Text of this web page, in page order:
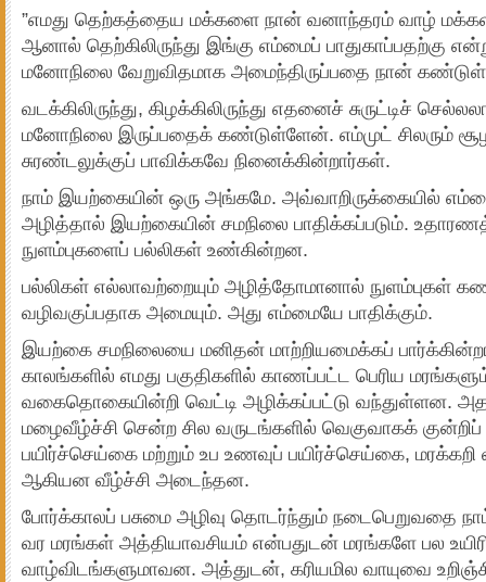
”எமது தெற்கத்தைய மக்களை நான் வனாந்தரம் வாழ்
ஆனால் தெற்கிலிருந்து இங்கு எம்மைப் பாதுகாப்பதற்கு
மனோநிலை வேறுவிதமாக அமைந்திருப்பதை நான்
வடக்கிலிருந்து, கிழக்கிலிருந்து எதனைச் சுருட்டிச்
மனோநிலை இருப்பதைக் கண்டுள்ளேன். எம்முட் சிலரும்
சுரண்டலுக்குப் பாவிக்கவே நினைக்கின்றார்கள்.
நாம் இயற்கையின் ஒரு அங்கமே. அவ்வாறிருக்கையில்
அழித்தால் இயற்கையின் சமநிலை பாதிக்கப்படும்.
நுளம்புகளைப் பல்லிகள் உண்கின்றன.
பல்லிகள் எல்லாவற்றையும் அழித்தோமானால் நுளம்புகள்
வழிவகுப்பதாக அமையும். அது எம்மையே பாதிக்கும்.
இயற்கை சமநிலையை மனிதன் மாற்றியமைக்கப்
காலங்களில் எமது பகுதிகளில் காணப்பட்ட பெரிய
வகைதொகையின்றி வெட்டி அழிக்கப்பட்டு வந்துள்ளன.
மழைவீழ்ச்சி சென்ற சில வருடங்களில் வெகுவாகக்
பயிர்ச்செய்கை மற்றும் உப உணவுப் பயிர்ச்செய்கை,
ஆகியன வீழ்ச்சி அடைந்தன.
போர்க்காலப் பசுமை அழிவு தொடர்ந்தும் நடைபெறுவதை
வர மரங்கள் அத்தியாவசியம் என்பதுடன் மரங்களே பல
வாழ்விடங்களுமாவன. அத்துடன், கரியமில வாயுவை